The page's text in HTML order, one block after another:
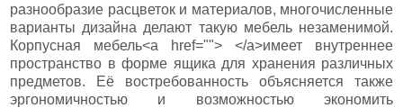
разнообразие расцветок и материалов, многочисленные
варианты дизайна делают такую мебель незаменимой.
Корпусная мебель<a href=""> </a>имеет внутреннее
пространство в форме ящика для хранения различных
предметов. Её востребованность объясняется также
эргономичностью и возможностью экономить